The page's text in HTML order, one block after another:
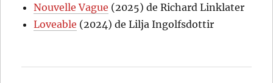
Nouvelle Vague (2025) de Richard Linklater
Loveable (2024) de Lilja Ingolfsdottir